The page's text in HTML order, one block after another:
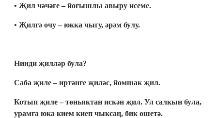
• Җил чәчәге – йогышлы авыру исеме.
• Җилгә очу – юкка чыгу, әрәм булу.
Нинди җилләр була?
Саба җиле – иртәнге җиләс, йомшак җил.
Котып җиле – төньяктан искән җил. Ул салкын була,
урамга юка кием киеп чыксаң, бик өшетә.